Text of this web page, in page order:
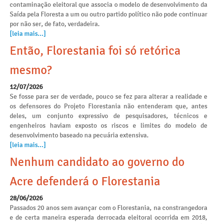
contaminação eleitoral que associa o modelo de desenvolvimento da
Saída pela Floresta a um ou outro partido político não pode continuar
por não ser, de fato, verdadeira.
[leia mais...]
Então, Florestania foi só retórica
mesmo?
12/07/2026
Se fosse para ser de verdade, pouco se fez para alterar a realidade e
os defensores do Projeto Florestania não entenderam que, antes
deles, um conjunto expressivo de pesquisadores, técnicos e
engenheiros haviam exposto os riscos e limites do modelo de
desenvolvimento baseado na pecuária extensiva.
[leia mais...]
Nenhum candidato ao governo do
Acre defenderá o Florestania
28/06/2026
Passados 20 anos sem avançar com o Florestania, na constrangedora
e de certa maneira esperada derrocada eleitoral ocorrida em 2018,